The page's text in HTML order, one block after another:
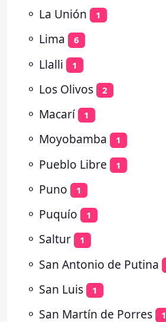
⚬ La Unión 1
⚬ Lima 6
⚬ Llalli 1
⚬ Los Olivos 2
⚬ Macarí 1
⚬ Moyobamba 1
⚬ Pueblo Libre 1
⚬ Puno 1
⚬ Puquío 1
⚬ Saltur 1
⚬ San Antonio de Putina
⚬ San Luis 1
⚬ San Martín de Porres 1